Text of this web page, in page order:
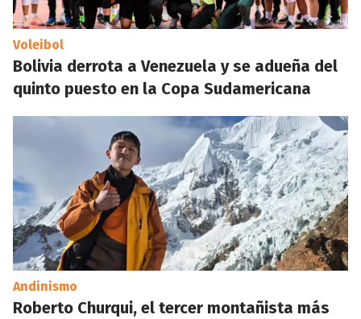
Voleibol
Bolivia derrota a Venezuela y se adueña del
quinto puesto en la Copa Sudamericana
Andinismo
Roberto Churqui, el tercer montañista más